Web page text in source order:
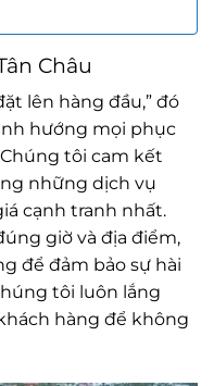
Châu
lên hàng đầu,” đó
hướng mọi phục
tôi cam kết
những dịch vụ
cạnh tranh nhất.
giờ và địa điểm,
để đảm bảo sự hài
tôi luôn lắng
hàng để không